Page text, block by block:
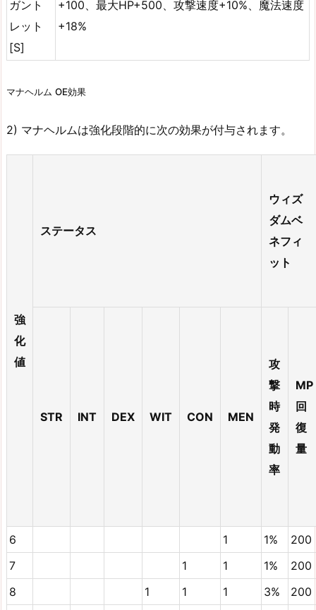
ガント
レット
[S]
+100、最大HP+500、攻撃速度+10%、魔法速度
+18%
マナヘルム OE効果
2) マナヘルムは強化段階的に次の効果が付与されます。
強
化
値
ステータス
ウィズ
ダムベ
ネフィ
ット
STR INT DEX WIT CON MEN
攻
撃
時
発
動
率
MP
回
復
量
6 1 1%
200
7
1 1 1%
200
8
1 1 1 3%
200